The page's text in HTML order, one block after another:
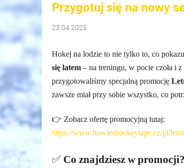
Przygotuj się na nowy
23.04.2025
Hokej na lodzie to nie tylko to, co
się latem – na treningu, w pocie czoła i
przygotowaliśmy specjalną promocję
zawsze miał przy sobie wszystko, co
👉 Zobacz ofertę promocyjną tutaj:
https://www.howieshockeytape.cz/pl/
✅ Co znajdziesz w promocji?